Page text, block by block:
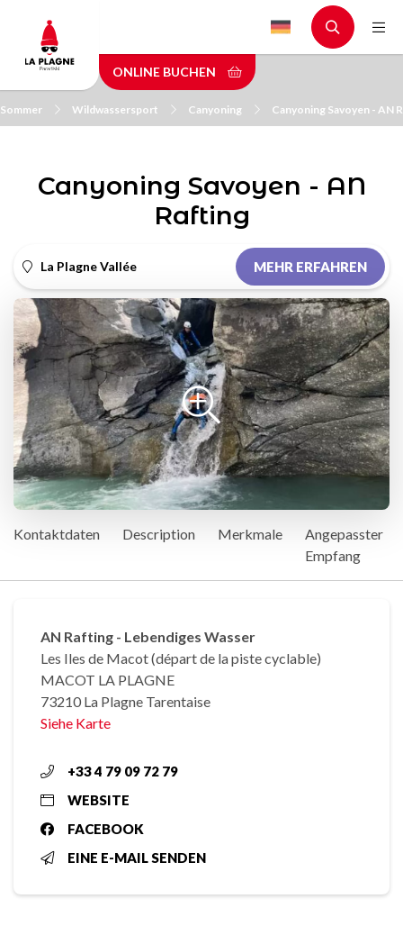
main
content
ONLINE BUCHEN
Wildwassersport Canyoning Canyoning Savoyen - AN
Canyoning Savoyen - AN
Rafting
La Plagne Vallée MEHR ERFAHREN
Kontaktdaten Description Merkmale
Angepasster
Empfang
AN Rafting - Lebendiges Wasser
Les Iles de Macot (départ de la piste cyclable)
MACOT LA PLAGNE
73210 La Plagne Tarentaise
Siehe Karte
+33 4 79 09 72 79
WEBSITE
FACEBOOK
EINE E-MAIL SENDEN